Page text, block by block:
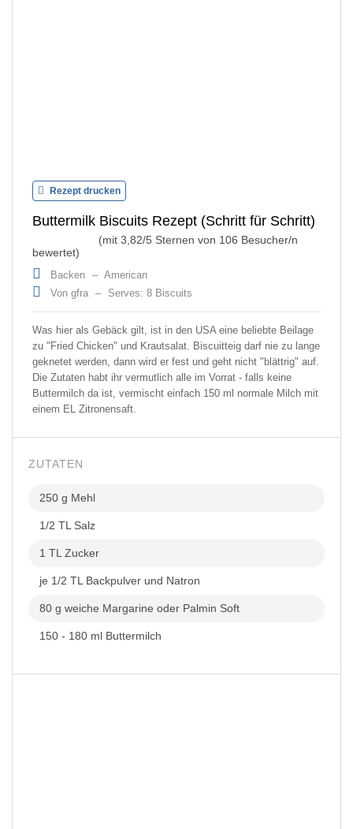
Rezept drucken
Buttermilk Biscuits Rezept (Schritt für Schritt)
(mit 3,82/5 Sternen von 106 Besucher/n
bewertet)
Backen – American
Von gfra – Serves: 8 Biscuits
Was hier als Gebäck gilt, ist in den USA eine beliebte Beilage
zu "Fried Chicken" und Krautsalat. Biscuitteig darf nie zu lange
geknetet werden, dann wird er fest und geht nicht "blättrig" auf.
Die Zutaten habt ihr vermutlich alle im Vorrat - falls keine
Buttermilch da ist, vermischt einfach 150 ml normale Milch mit
einem EL Zitronensaft.
ZUTATEN
250 g Mehl
1/2 TL Salz
1 TL Zucker
je 1/2 TL Backpulver und Natron
80 g weiche Margarine oder Palmin Soft
150 - 180 ml Buttermilch